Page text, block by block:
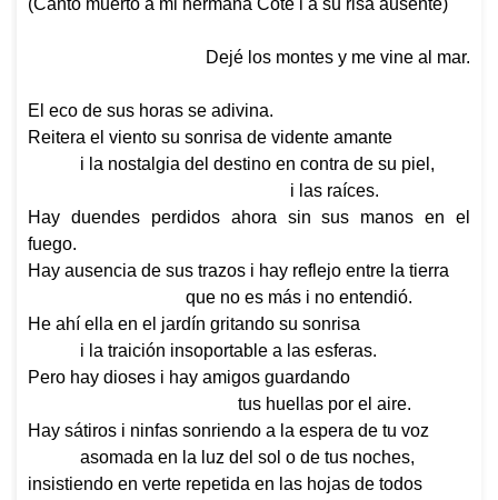
(Canto muerto a mi hermana Coté i a su risa ausente)
Dejé los montes y me vine al mar.
E l eco de sus horas se adivina.
Reitera el viento su sonrisa de vidente amante
i la nostalgia del destino en contra de su piel,
i las raíces.
Hay duendes perdidos ahora sin sus manos en el
fuego.
Hay ausencia de sus trazos i hay reflejo entre la tierra
que no es más i no entendió.
He ahí ella en el jardín gritando su sonrisa
i la traición insoportable a las esferas.
Pero hay dioses i hay amigos guardando
tus huellas por el aire.
Hay sátiros i ninfas sonriendo a la espera de tu voz
asomada en la luz del sol o de tus noches,
insistiendo en verte repetida en las hojas de todos